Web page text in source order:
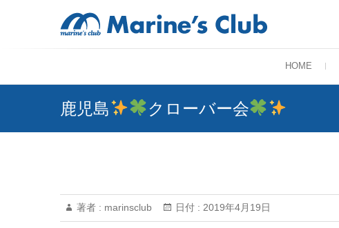
HOME
鹿児島 クローバー会
著者 : marinsclub 日付 : 2019年4月19日